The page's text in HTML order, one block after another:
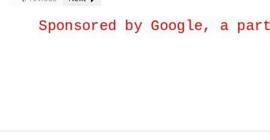
powerful testament to
dedication, resilience, and
Sponsored by Google, a